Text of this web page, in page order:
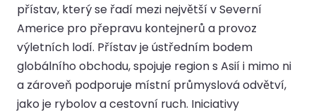
přístav, který se řadí mezi největší v Severní
Americe pro přepravu kontejnerů a provoz
výletních lodí. Přístav je ústředním bodem
globálního obchodu, spojuje region s Asií i mimo ni
a zároveň podporuje místní průmyslová odvětví,
jako je rybolov a cestovní ruch. Iniciativy